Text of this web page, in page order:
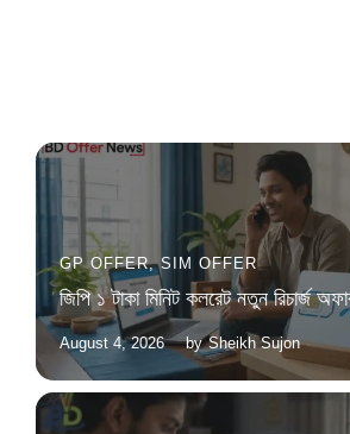
GP OFFER,SIM OFFER
জিপি ১ টাকা মিনিট কলরেট নতুন রিচার্জ
August 4, 2026 by Sheikh Sujon